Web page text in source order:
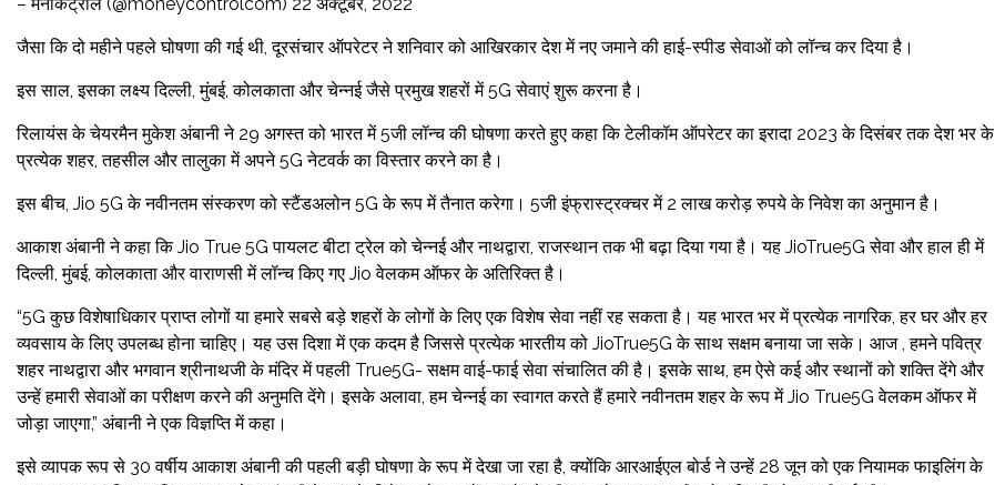
जैसा कि दो महीने पहले घोषणा की गई थी, दूरसंचार ऑपरेटर ने शनिवार को आखिरकार देश में नए जमाने की हाई-स्पीड सेवाओं को लॉन्च कर दिया है।
इस साल, इसका लक्ष्य दिल्ली, मुंबई, कोलकाता और चेन्नई जैसे प्रमुख शहरों में 5G सेवाएं शुरू करना है।
रिलायंस के चेयरमैन मुकेश अंबानी ने 29 अगस्त को भारत में 5जी लॉन्च की घोषणा करते हुए कहा कि टेलीकॉम ऑपरेटर का इरादा 2023 के दिसंबर तक देश भर के
प्रत्येक शहर, तहसील और तालुका में अपने 5G नेटवर्क का विस्तार करने का है।
इस बीच, Jio 5G के नवीनतम संस्करण को स्टैंडअलोन 5G के रूप में तैनात करेगा। 5जी इंफ्रास्ट्रक्चर में 2 लाख करोड़ रुपये के निवेश का अनुमान है।
आकाश अंबानी ने कहा कि Jio True 5G पायलट बीटा ट्रेल को चेन्नई और नाथद्वारा, राजस्थान तक भी बढ़ा दिया गया है। यह JioTrue5G सेवा और हाल ही में
दिल्ली, मुंबई, कोलकाता और वाराणसी में लॉन्च किए गए Jio वेलकम ऑफर के अतिरिक्त है।
“5G कुछ विशेषाधिकार प्राप्त लोगों या हमारे सबसे बड़े शहरों के लोगों के लिए एक विशेष सेवा नहीं रह सकता है। यह भारत भर में प्रत्येक नागरिक, हर घर और हर
व्यवसाय के लिए उपलब्ध होना चाहिए। यह उस दिशा में एक कदम है जिससे प्रत्येक भारतीय को JioTrue5G के साथ सक्षम बनाया जा सके। आज , हमने पवित्र
शहर नाथद्वारा और भगवान श्रीनाथजी के मंदिर में पहली True5G- सक्षम वाई-फाई सेवा संचालित की है। इसके साथ, हम ऐसे कई और स्थानों को शक्ति देंगे और
उन्हें हमारी सेवाओं का परीक्षण करने की अनुमति देंगे। इसके अलावा, हम चेन्नई का स्वागत करते हैं हमारे नवीनतम शहर के रूप में Jio True5G वेलकम ऑफर में
जोड़ा जाएगा,” अंबानी ने एक विज्ञप्ति में कहा।
इसे व्यापक रूप से 30 वर्षीय आकाश अंबानी की पहली बड़ी घोषणा के रूप में देखा जा रहा है, क्योंकि आरआईएल बोर्ड ने उन्हें 28 जून को एक नियामक फाइलिंग के